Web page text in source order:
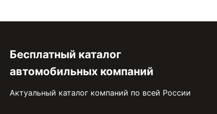
Бесплатный каталог
автомобильных компаний
Актуальный каталог компаний по всей России